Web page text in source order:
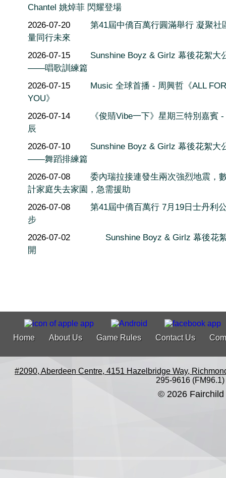
Chantel 姚焯菲 閃耀登場
2026-07-20
第41屆中僑百萬行圓滿舉行 凝聚社
量同行未來
2026-07-15
Sunshine Boyz & Girlz 幕後花絮大
——唱歌訓練篇
2026-07-15
Music 全球首播 - 周興哲《ALL FOR
YOU》
2026-07-14
《俊䝼Vibe一下》星期三特別嘉賓
辰
2026-07-10
Sunshine Boyz & Girlz 幕後花絮大
——舞蹈排練篇
2026-07-08
委內瑞拉接連發生兩次強烈地震，
計家庭失去家園，急需援助
2026-07-08
第41屆中僑百萬行 7月19日士丹利
步
2026-07-02
Sunshine Boyz & Girlz 幕後花
開
Home About Us Game Rules Contact Us
#2090, Aberdeen Centre, 4151 Hazelbridge Way,
295-9616 (FM96.1)
© 2026 Fairchild